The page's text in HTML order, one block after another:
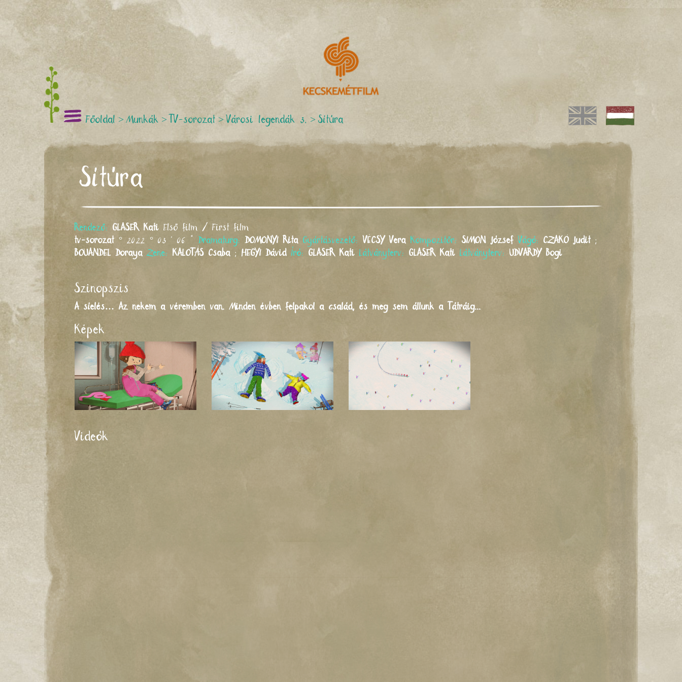
Főoldal > Munkák > TV-sorozat > Városi legendák 3. > Sítúra
Sítúra
Rendező: GLASER Kati Első film / First film
tv-sorozat° 2022 ° 03 ' 06 " Dramaturg: DOMONYI Rita Gyártásvezető: VÉCSY Vera Kompozitőr: SIMON József Vágó: CZAKÓ Judit ;
BOUANDEL Doraya Zene: KALOTÁS Csaba ; HEGYI Dávid Író: GLASER Kati Látványterv: GLASER Kati Látványterv: UDVARDY Bogi
Szinopszis
A síelés… Az nekem a véremben van. Minden évben felpakol a család, és meg sem állunk a Tátráig...
Képek
Videók